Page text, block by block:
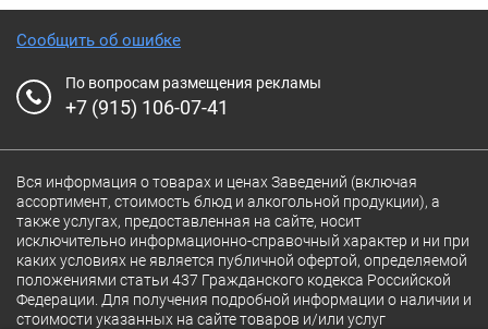
Сообщить об ошибке
По вопросам размещения рекламы
+7 (915) 106-07-41
Вся информация о товарах и ценах Заведений (включая
ассортимент, стоимость блюд и алкогольной продукции), а
также услугах, предоставленная на сайте, носит
исключительно информационно-справочный характер и ни при
каких условиях не является публичной офертой, определяемой
положениями статьи 437 Гражданского кодекса Российской
Федерации. Для получения подробной информации о наличии и
стоимости указанных на сайте товаров и/или услуг